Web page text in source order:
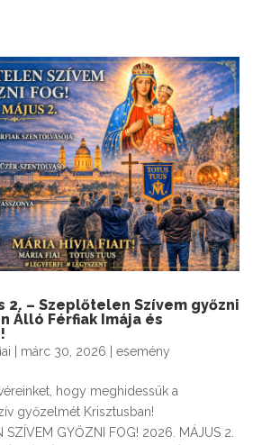
2. – Szeplőtelen Szívem győzni
Álló Férfiak Imája és
márc 30, 2026 esemény
hogy meghidessük a
győzelmét Krisztusban!
SZÍVEM GYŐZNI FOG! 2026. MÁJUS 2.